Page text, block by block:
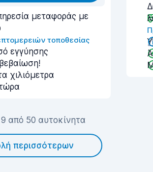
μεταφοράς με
τοποθεσίας
εγγύησης
χιλιόμετρα
από 50 αυτοκίνητα
περισσότερων